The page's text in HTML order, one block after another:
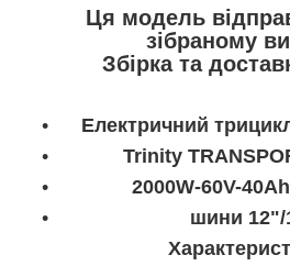
Ця модель
зібраному
Збірка та
Електричний
Trinity
2000W-60V-
шини 12"/